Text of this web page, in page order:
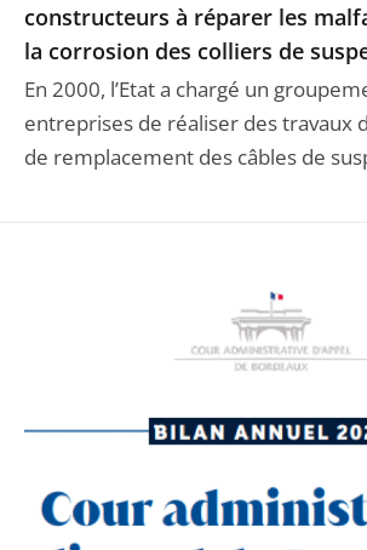
constructeurs à réparer les
la corrosion des colliers de
En 2000, l’Etat a chargé un
entreprises de réaliser des travaux
de remplacement des câbles de